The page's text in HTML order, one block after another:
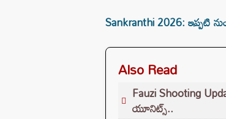
Sankranthi 2026: ఇప్పటి
Also Read
Fauzi Shooting
యూనిట్స్..